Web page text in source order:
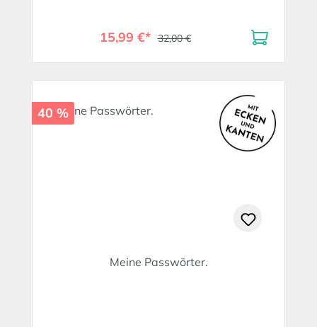
15,99 €* 32,00 €
40 %
Meine Passwörter.